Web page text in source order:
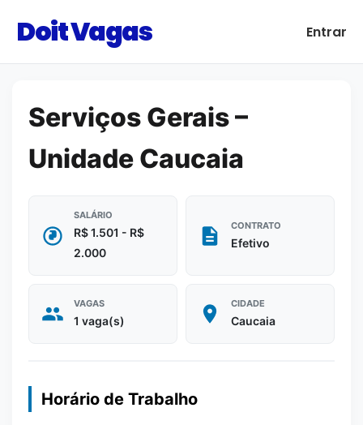
Doit Vagas Entrar
Serviços Gerais –
Unidade Caucaia
SALÁRIO
R$ 1.501 - R$
2.000
CONTRATO
Efetivo
VAGAS
1 vaga(s)
CIDADE
Caucaia
Horário de Trabalho